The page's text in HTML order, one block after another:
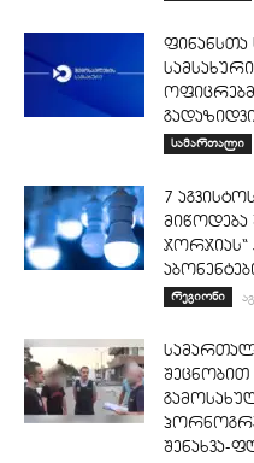
ფინანსთა
სამართალი
7
მიწოდება
ჯორჯიას“
რეგიონი
შენახვა-